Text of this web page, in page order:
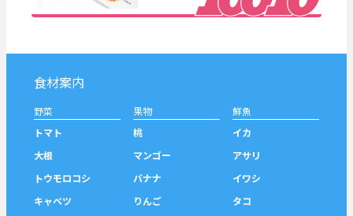
食材案内
野菜
トマト
大根
トウモロコシ
キャベツ
果物
桃
マンゴー
バナナ
りんご
鮮魚
イカ
アサリ
イワシ
タコ